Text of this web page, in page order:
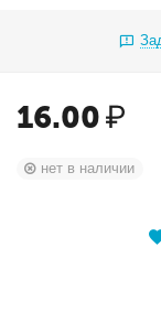
16.00₽
нет в наличии